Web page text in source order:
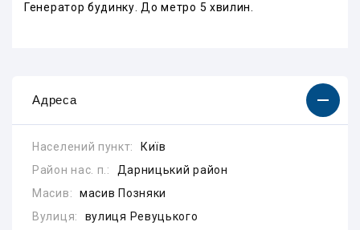
Генератор будинку. До метро 5 хвилин.
Адреса
Населений пункт:
Київ
Район нас. п.:
Дарницький район
Масив:
масив Позняки
Вулиця:
вулиця Ревуцького